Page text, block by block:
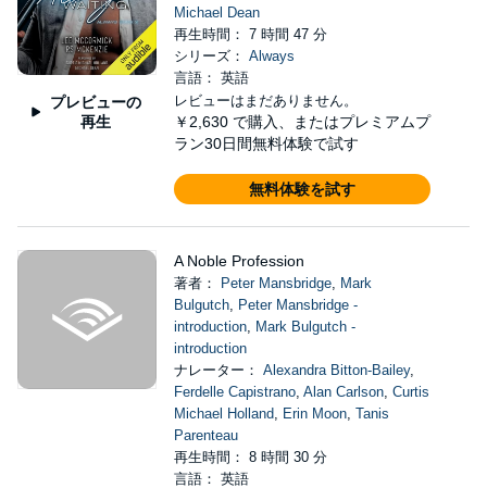
プレビューの
再生
Michael Dean
再生時間： 7 時間 47 分
シリーズ： Always
言語： 英語
レビューはまだありません。
￥2,630 で購入、またはプレミアムプ
ラン30日間無料体験で試す
無料体験を試す
A Noble Profession
著者： Peter Mansbridge, Mark
Bulgutch, Peter Mansbridge -
introduction, Mark Bulgutch -
introduction
ナレーター： Alexandra Bitton-Bailey,
Ferdelle Capistrano, Alan Carlson, Curtis
Michael Holland, Erin Moon, Tanis
Parenteau
再生時間： 8 時間 30 分
言語： 英語